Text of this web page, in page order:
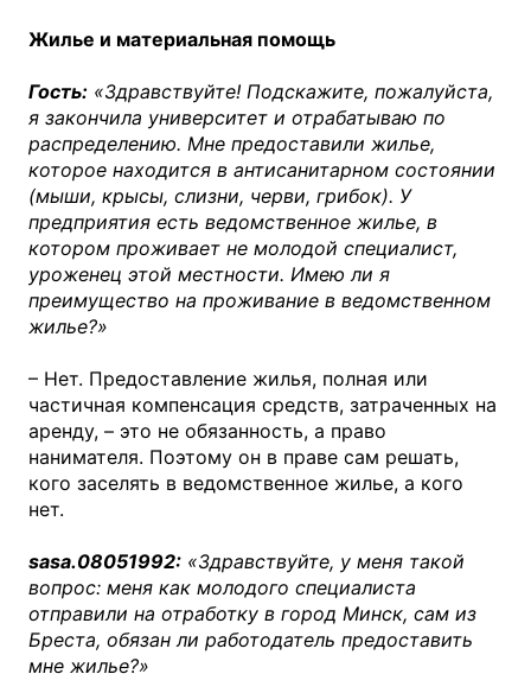
Жилье и материальная помощь
Гость: «Здравствуйте! Подскажите, пожалуйста,
я закончила университет и отрабатываю по
распределению. Мне предоставили жилье,
которое находится в антисанитарном состоянии
(мыши, крысы, слизни, черви, грибок). У
предприятия есть ведомственное жилье, в
котором проживает не молодой специалист,
уроженец этой местности. Имею ли я
преимущество на проживание в ведомственном
жилье?»
– Нет. Предоставление жилья, полная или
частичная компенсация средств, затраченных на
аренду, – это не обязанность, а право
нанимателя. Поэтому он в праве сам решать,
кого заселять в ведомственное жилье, а кого
нет.
sasa.08051992: «Здравствуйте, у меня такой
вопрос: меня как молодого специалиста
отправили на отработку в город Минск, сам из
Бреста, обязан ли работодатель предоставить
мне жилье?»